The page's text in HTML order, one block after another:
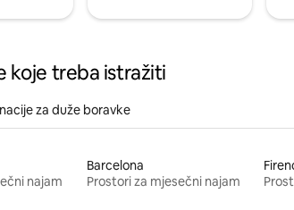
koje treba istražiti
za duže boravke
najam
Barcelona
Prostori za mjesečni najam